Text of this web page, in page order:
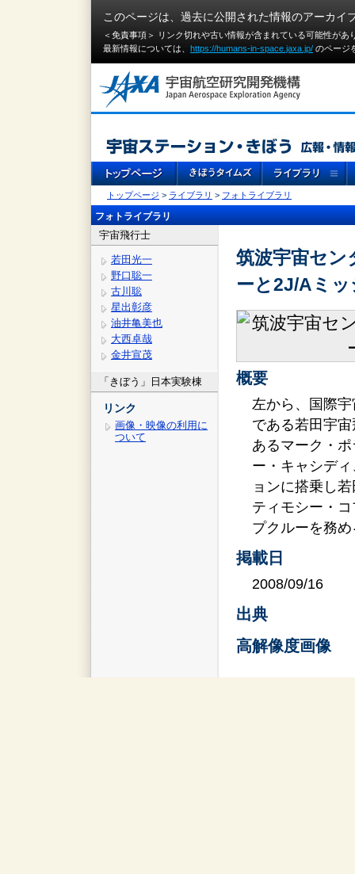
このページは、過去に公開された情報のアーカイ
＜免責事項＞ リンク切れや古い情報が含まれている可能性が
最新情報については、 https://humans-in-space.jaxa.jp/ のページ
トップページ > ライブラリ > フォトライブラリ
フォトライブラリ
宇宙飛行士
若田光一
野口聡一
古川聡
星出彰彦
油井亀美也
大西卓哉
金井宣茂
「きぼう」日本実験棟
リンク
画像・映像の利用に
ついて
筑波宇宙セン
ーと2J/Aミ
概要
左から、国際
である若田宇
あるマーク・
ー・キャシデ
ョンに搭乗し
ティモシー・
プクルーを務
掲載日
2008/09/16
出典
高解像度画像